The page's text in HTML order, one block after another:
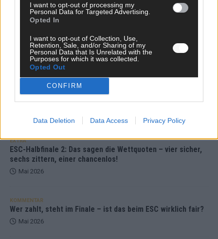
I want to opt-out of processing my
Personal Data for Targeted Advertising.
Opted In
I want to opt-out of Collection, Use,
Retention, Sale, and/or Sharing of my
Personal Data that Is Unrelated with the
Purposes for which it was collected.
Opted Out
CONFIRM
Data Deletion Data Access Privacy Policy
KOMMENTAR
aufgestiegen – alle 25 Acts im Kurzcheck
Mai 2026
JJ hat den Abend gerettet – der Rest des ESC-Halbfinales
war solide, aber kein Feuerwerk
EXTRA
ESC-Halbfinale 2: Das sagen die Wettquoten – vier sicher,
sechs zittern, einer chancenlos!
Mai 2026
KOMMENTAR
Wer zahlt, steht im Finale – ist das beim ESC wirklich fair?
Mai 2026